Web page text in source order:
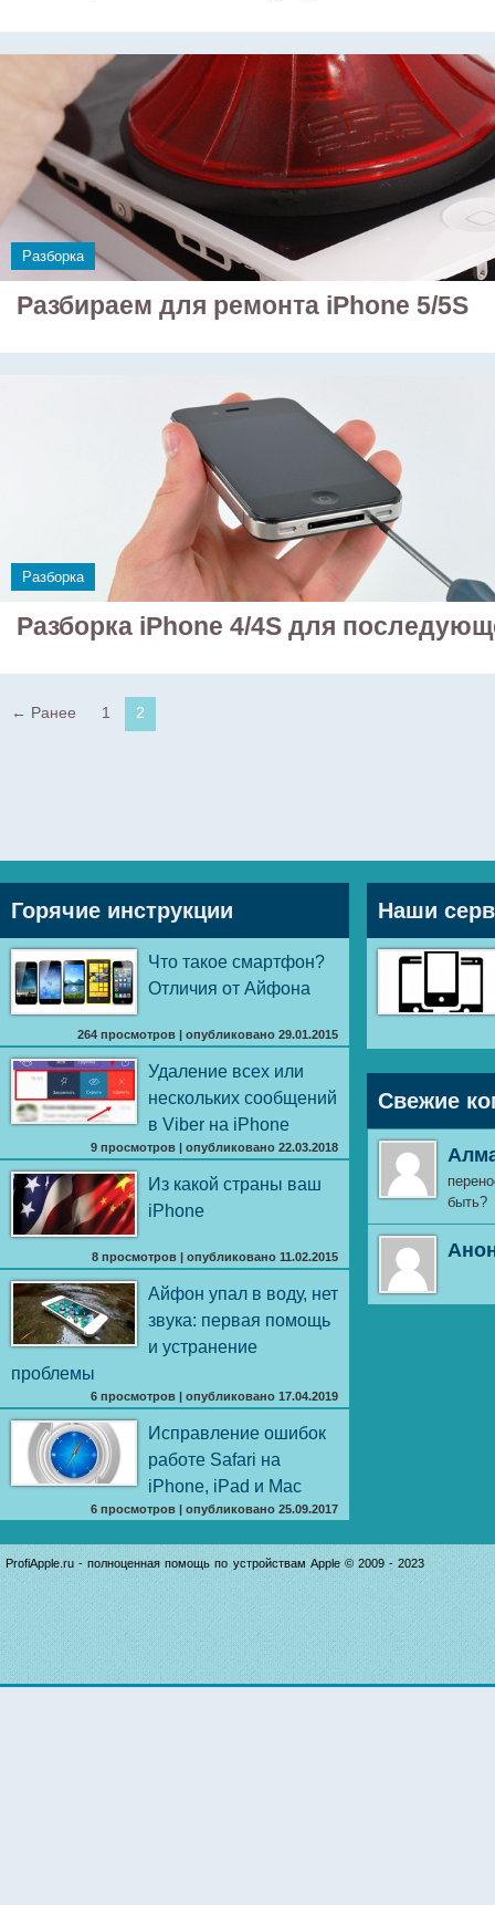
Разборка
Разбираем для ремонта iPhone 5/5S
Разборка
Разборка iPhone 4/4S для
← Ранее 1 2
Горячие инструкции
Что такое смартфон?
Отличия от Айфона
264 просмотров |опубликовано 29.01.2015
Удаление всех или
нескольких сообщений
в Viber на iPhone
9 просмотров |опубликовано 22.03.2018
Из какой страны ваш
iPhone
8 просмотров |опубликовано 11.02.2015
Айфон упал в воду, нет
звука: первая помощь
и устранение
проблемы
6 просмотров |опубликовано 17.04.2019
Исправление ошибок
работе Safari на
iPhone, iPad и Mac
6 просмотров |опубликовано 25.09.2017
Наши
Свежие
быть?
ProfiApple.ru - полноценная помощь по устройствам Apple © 2009 - 2023